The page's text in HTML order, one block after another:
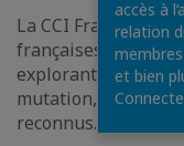
La CCI France
françaises à tirer
explorant les
mutation, où
reconnus.
accès à
relation
et bien